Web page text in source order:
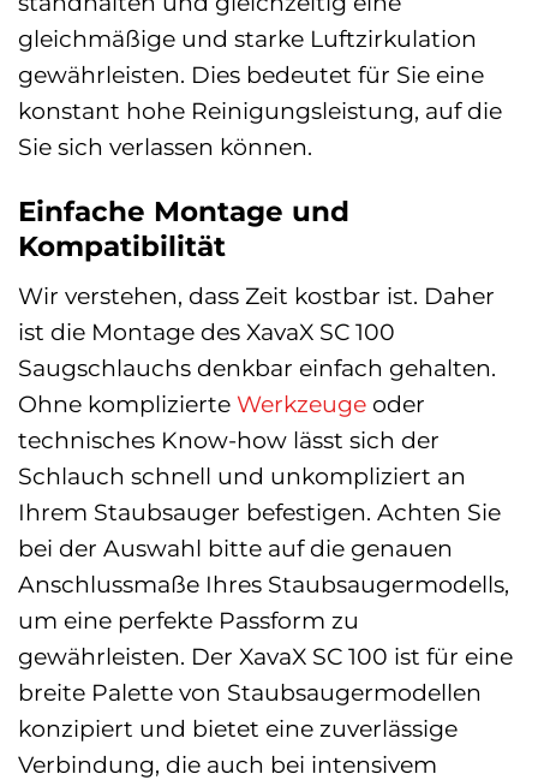
gleichmäßige und starke Luftzirkulation
gewährleisten. Dies bedeutet für Sie eine
konstant hohe Reinigungsleistung, auf die
Sie sich verlassen können.
Einfache Montage und
Kompatibilität
Wir verstehen, dass Zeit kostbar ist. Daher
ist die Montage des XavaX SC 100
Saugschlauchs denkbar einfach gehalten.
Ohne komplizierte Werkzeuge oder
technisches Know-how lässt sich der
Schlauch schnell und unkompliziert an
Ihrem Staubsauger befestigen. Achten Sie
bei der Auswahl bitte auf die genauen
Anschlussmaße Ihres Staubsaugermodells,
um eine perfekte Passform zu
gewährleisten. Der XavaX SC 100 ist für eine
breite Palette von Staubsaugermodellen
konzipiert und bietet eine zuverlässige
Verbindung, die auch bei intensivem